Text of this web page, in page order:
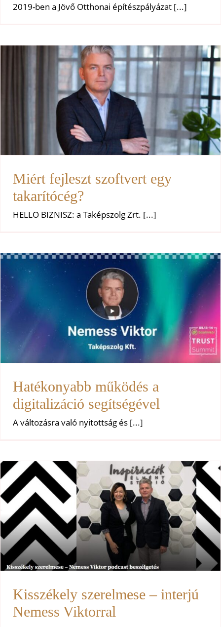
2019-ben a Jövő Otthonai építészpályázat [...]
Miért fejleszt szoftvert egy
takarítócég?
Uncategorized
Miért fejleszt szoftvert egy
takarítócég?
HELLO BIZNISZ: a Taképszolg Zrt. [...]
Hatékonyabb működés a
digitalizáció segítségével
Uncategorized
Hatékonyabb működés a
digitalizáció segítségével
A változásra való nyitottság és [...]
Kisszékely szerelmese – interjú
Nemess Viktorral
Uncategorized
Kisszékely szerelmese – interjú
Nemess Viktorral